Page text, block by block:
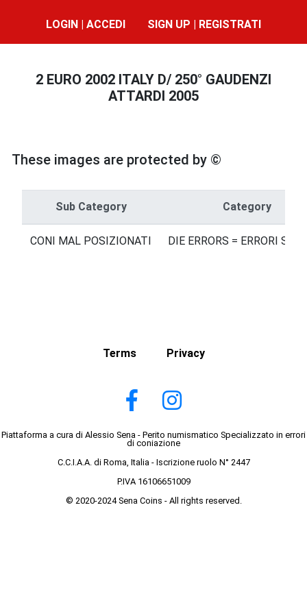
LOGIN | ACCEDI SIGN UP | REGISTRATI
2 EURO 2002 ITALY D/ 250° GAUDENZI
ATTARDI 2005
These images are protected by ©
Sub Category Category
CONI MAL POSIZIONATI DIE ERRORS = ERRORI SUI
Terms Privacy
Piattaforma a cura di Alessio Sena - Perito numismatico Specializzato in errori
di coniazione
C.C.I.A.A. di Roma, Italia - Iscrizione ruolo N° 2447
P.IVA 16106651009
© 2020-2024 Sena Coins - All rights reserved.